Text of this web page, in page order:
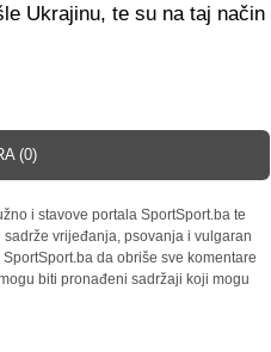
Ukrajinu, te su na taj način
(0)
i stavove portala SportSport.ba te
vrijeđanja, psovanja i vulgaran
da obriše sve komentare
biti pronađeni sadržaji koji mogu